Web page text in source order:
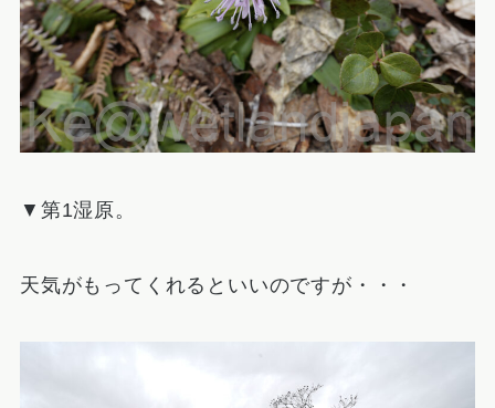
▼第1湿原。
天気がもってくれるといいのですが・・・